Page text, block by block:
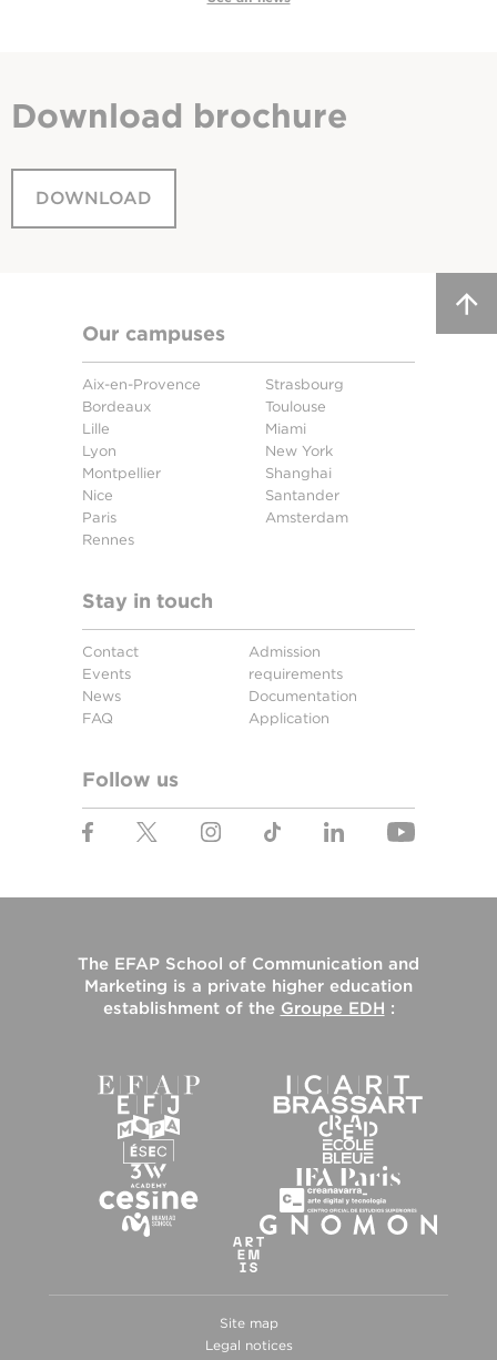
Download brochure
DOWNLOAD
Our campuses
Aix-en-Provence
Bordeaux
Lille
Lyon
Montpellier
Nice
Paris
Rennes
Strasbourg
Toulouse
Miami
New York
Shanghai
Santander
Amsterdam
Stay in touch
Contact
Events
News
FAQ
Admission
requirements
Documentation
Application
Follow us
The EFAP School of Communication and
Marketing is a private higher education
establishment of the Groupe EDH :
Site map
Legal notices